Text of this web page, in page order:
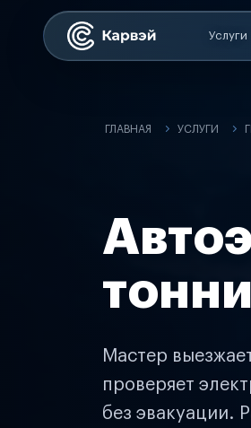
Услуги
ГЛАВНАЯ УСЛУГИ
Мастер
проверяет
без эвакуации.